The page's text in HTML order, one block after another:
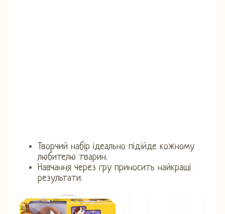
Творчий набір ідеально підійде кожному
любителю тварин.
Навчання через гру приносить найкращі
результати.